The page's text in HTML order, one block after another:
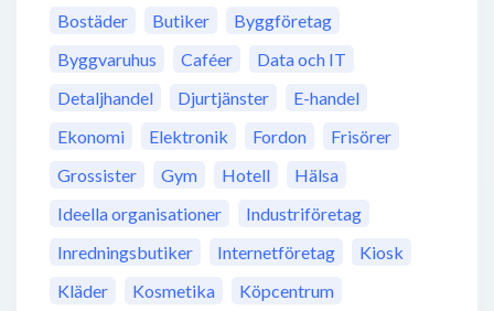
Bostäder
Butiker
Byggföretag
Byggvaruhus
Caféer
Data och IT
Detaljhandel
Djurtjänster
E-handel
Ekonomi
Elektronik Fordon
Frisörer
Grossister
Gym Hotell
Hälsa
Ideella organisationer
Industriföretag
Inredningsbutiker
Internetföretag
Kiosk
Kläder
Kosmetika
Köpcentrum